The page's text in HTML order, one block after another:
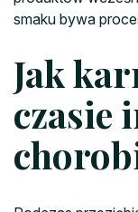
smaku bywa
Jak
czasie